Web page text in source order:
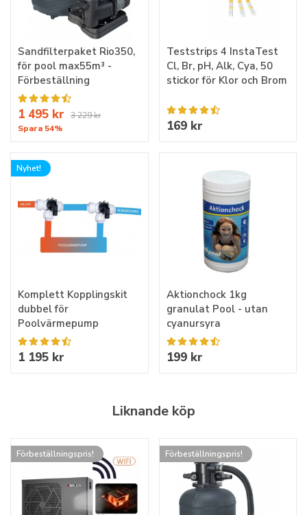
Sandfilterpaket Rio350,
för pool max55m³ -
Förbeställning
1 495 kr
3 229 kr
Spara 54%
Teststrips 4 InstaTest
Cl, Br, pH, Alk, Cya, 50
stickor för Klor och Brom
169 kr
Nyhet!
Komplett Kopplingskit
dubbel för
Poolvärmepump
1 195 kr
Aktionchock 1kg
granulat Pool - utan
cyanursyra
199 kr
Liknande köp
Förbeställningspris! Förbeställningspris!